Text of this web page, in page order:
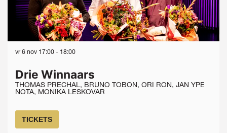
Drie Winnaars
THOMAS PRECHAL, BRUNO TOBON, ORI RON, JAN YPE
NOTA, MONIKA LESKOVAR
vr 6 nov 17:00 - 18:00
TICKETS